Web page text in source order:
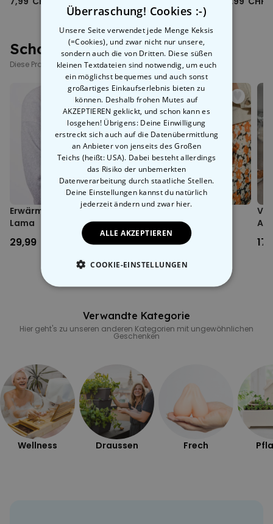
Ausgangsstrom des Ladegeräts) Während des Ladevorgangs
leuchtet die rote Kontrollanzeige. Nach vollständiger Ladung
leuchtet die Anzeige grün. Dieses Produkt kann bei voller Ladung
je nach Modus etwa 3,5-5 Stunden verwendet werden.
Netzschalter: Betätige den Schalter, um die Lampe einzuschalten
(warmes gelbes Licht). Drücke erneut auf den Schalter, um die
Lampe auszuschalten.
Nach dem Einschalten der Lampe leuchtet warmgelbes Licht.
Tippe einmal fest auf die Seite oder den Kopf der Lampe, dann
wechselt die LED alle drei Sekunden die Farbe: tippe erneut fest,
die Farbe bleibt bestehen: tippe ein drittes Mal und das Licht geht
aus: tippe ein viertes Mal, es leuchtet wieder warmgelbes Licht:
der Zyklus kann wiederholt werden.
Nach dem einschalten des Lichts startet die Ein-Stunden-Timer-
Funktion automatisch. Zwischenzeitliche Bedienungen
beeinflussen den Timer nicht. Nach einer Stunde schaltet sich
das Licht automatisch aus.
Wenn das Licht durch Tippen ausgeschaltet wird, bleibt das
Produkt aktiv und verbraucht einen Rohstrom. Schalte die Lampe
aus, wenn sie längere Zeit nicht verwendet wird, um die Batterie
Schon gesehen?
Diese Produkte könnten dich auch interessieren
Erwärmbares Kuschel-
Lama
29,99 CHF 34,99 CHF
Verwandte Kategorie
Hier geht's zu unseren anderen Kategorien mit ungewöhnlichen
Geschenken
Wellness Draussen Frech
Überraschung! Cookies :-)
Unsere Seite verwendet jede Menge Keksis
(=Cookies), und zwar nicht nur unsere,
sondern auch die von Dritten. Diese süßen
kleinen Textdateien sind notwendig, um euch
ein möglichst bequemes und auch sonst
großartiges Einkaufserlebnis bieten zu
können. Deshalb frohen Mutes auf
AKZEPTIEREN geklickt, und schon kann es
losgehen! Übrigens: Deine Einwilligung
erstreckt sich auch auf die Datenübermittlung
an Anbieter von jenseits des Großen
Teichs (heißt: USA). Dabei besteht allerdings
das Risiko der unbemerkten
Datenverarbeitung durch staatliche Stellen.
Deine Einstellungen kannst du natürlich
jederzeit ändern und zwar hier.
ALLE AKZEPTIEREN
COOKIE-EINSTELLUNGEN
ESSENTIELL
PERFORMANCE